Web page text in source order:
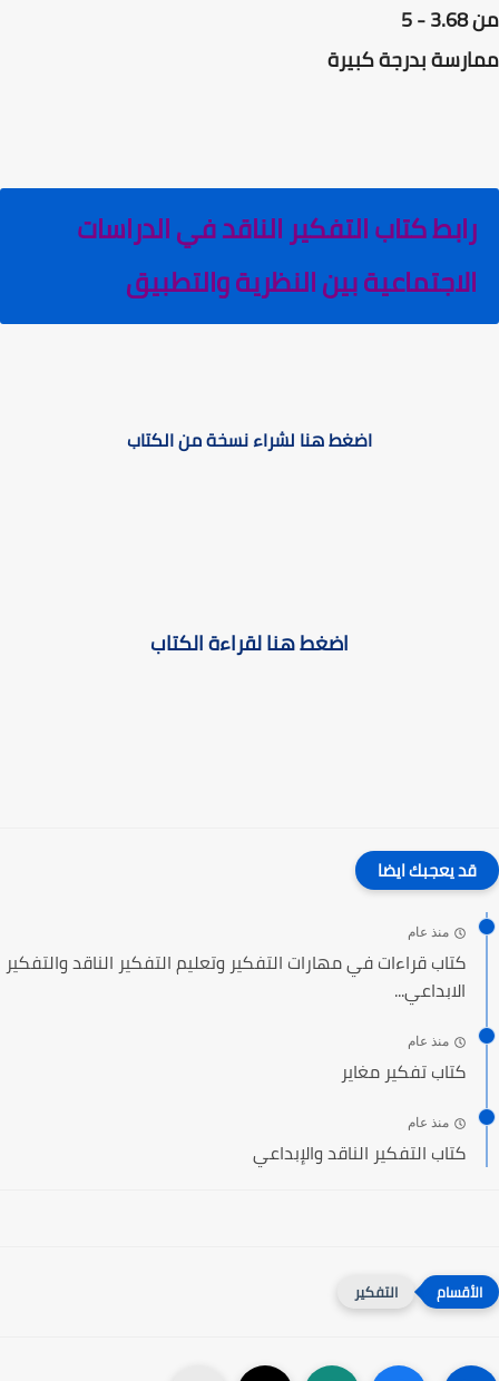
من 3.68 - 5
ممارسة بدرجة كبيرة
رابط كتاب التفكير الناقد في الدراسات
الاجتماعية بين النظرية والتطبيق
اضغط هنا لشراء نسخة من الكتاب
اضغط هنا لقراءة الكتاب
قد يعجبك ايضا
منذ عام
كتاب قراءات في مهارات التفكير وتعليم التفكير الناقد والتفكير
الابداعي...
منذ عام
كتاب تفكير مغاير
منذ عام
كتاب التفكير الناقد والإبداعي
التفكير